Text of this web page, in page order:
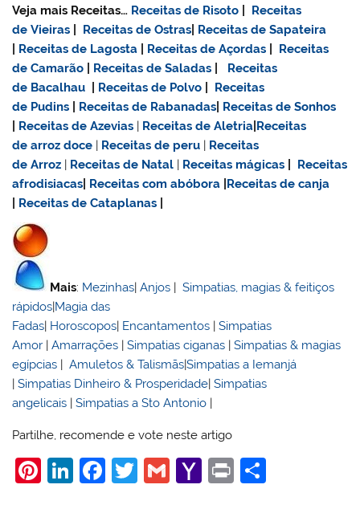
Veja mais Receitas… Receitas de Risoto
Receitas
de Vieiras
Receitas de Ostras
Receitas de Sapateira
Receitas de Lagosta Receitas de Açordas
Receitas
de Camarão
Receitas de Saladas
Receitas
de Bacalhau
Receitas de Polvo
Receitas
de Pudins
Receitas de Rabanadas
Receitas de Sonhos
Receitas de Azevias Receitas de Aletria Receitas
dearroz doce Receitas de peru
Receitas
de Arroz
Receitas de Natal Receitas mágicas
Receitas
afrodisiacas
Receitas com abóbora
Receitas de canja
Receitas de Cataplanas
Mais: Mezinhas|Anjos |Simpatias, magias & feitiços
rápidos|Magia das
Fadas| Horoscopos| Encantamentos |Simpatias
Amor |Amarrações |Simpatias ciganas |Simpatias & magias
egípcias |Amuletos & Talismãs|Simpatias a Iemanjá
|Simpatias Dinheiro & Prosperidade|Simpatias
angelicais |Simpatias a Sto Antonio |
Partilhe, recomende e vote neste artigo
Pi Li F
T
G
Y
Pr